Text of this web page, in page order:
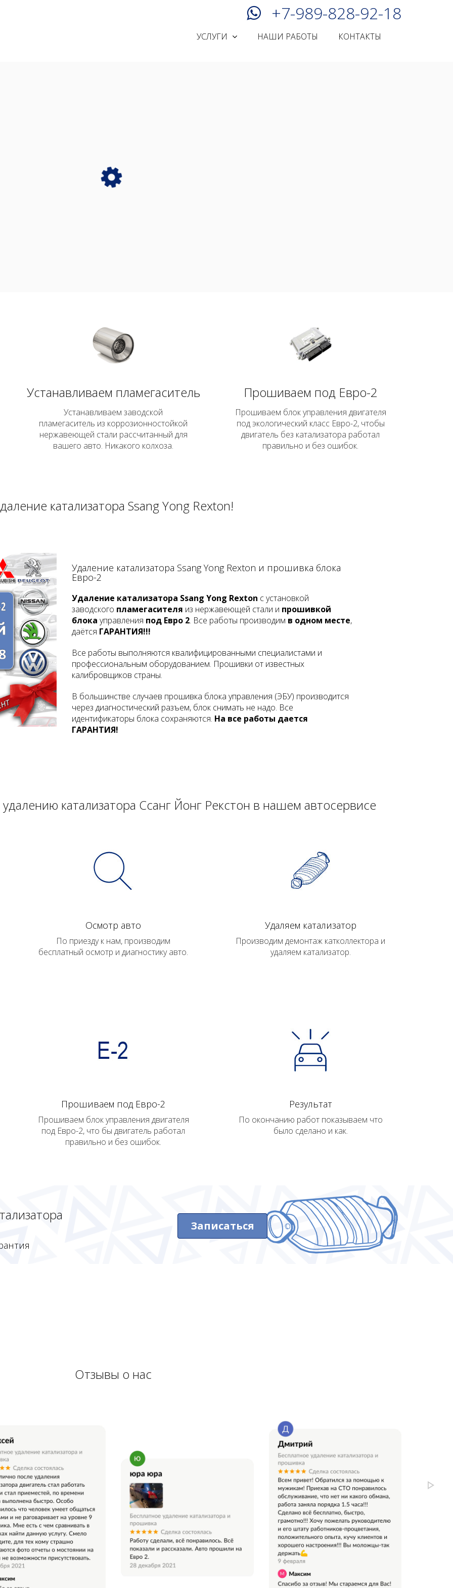
+7-989-828-92-18
УСЛУГИ НАШИ РАБОТЫ КОНТАКТЫ
Устанавливаем пламегаситель
Устанавливаем заводской
пламегаситель из коррозионностойкой
нержавеющей стали рассчитанный для
вашего авто. Никакого колхоза.
Прошиваем под Евро-2
Прошиваем блок управления двигателя
под экологический класс Евро-2, чтобы
двигатель без катализатора работал
правильно и без ошибок.
катализатора Ssang Yong Rexton!
Удаление катализатора Ssang Yong Rexton и прошивка блока
Евро-2
Удаление катализатора Ssang Yong Rexton с установкой
заводского пламегасителя из нержавеющей стали и прошивкой
блока управления под Евро 2. Все работы производим в одном месте,
даётся ГАРАНТИЯ!!!
Все работы выполняются квалифицированными специалистами и
профессиональным оборудованием. Прошивки от известных
калибровщиков страны.
В большинстве случаев прошивка блока управления (ЭБУ) производится
через диагностический разъем, блок снимать не надо. Все
идентификаторы блока сохраняются. На все работы дается
ГАРАНТИЯ!
катализатора Ссанг Йонг Рекстон в нашем автосервисе
Осмотр авто
По приезду к нам, производим
бесплатный осмотр и диагностику авто.
Удаляем катализатор
Производим демонтаж катколлектора и
удаляем катализатор.
Прошиваем под Евро-2
Прошиваем блок управления двигателя
под Евро-2, что бы двигатель работал
правильно и без ошибок.
Результат
По окончанию работ показываем что
было сделано и как.
Записаться
Отзывы о нас